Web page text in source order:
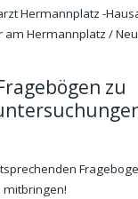
Hermannplatz -
am Hermannplatz /
zu